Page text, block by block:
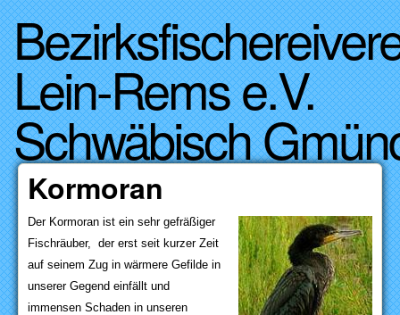
Direkt zum Inhalt
Lein-Rems e.V.
Schwäbisch
Kormoran
Der Kormoran ist ein sehr gefräßiger
Fischräuber, der erst seit kurzer Zeit
auf seinem Zug in wärmere Gefilde in
unserer Gegend einfällt und
immensen Schaden in unseren